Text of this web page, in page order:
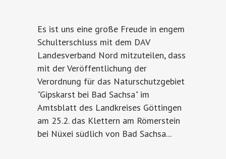
Es ist uns eine große Freude in engem
Schulterschluss mit dem DAV
Landesverband Nord mitzuteilen, dass
mit der Veröffentlichung der
Verordnung für das Naturschutzgebiet
"Gipskarst bei Bad Sachsa" im
Amtsblatt des Landkreises Göttingen
am 25.2. das Klettern am Römerstein
bei Nüxei südlich von Bad Sachsa...